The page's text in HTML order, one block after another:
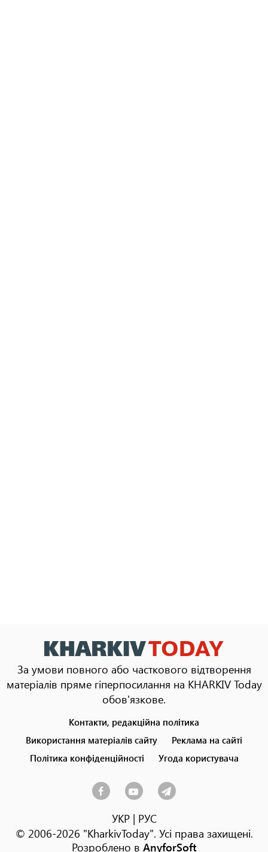
За умови повного або часткового відтворення
матеріалів пряме гіперпосилання на KHARKIV Today
обов'язкове.
menu
Контакти, редакційна політика
Використання матеріалів сайту
Реклама на сайті
Політика конфіденційності
Угода користувача
УКР| РУС
© 2006-2026 "KharkivToday". Усі права захищені.
Розроблено в AnyforSoft